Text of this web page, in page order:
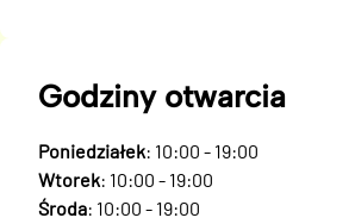
Godziny otwarcia
Poniedziałek: 10:00 - 19:00
Wtorek: 10:00 - 19:00
Środa: 10:00 - 19:00